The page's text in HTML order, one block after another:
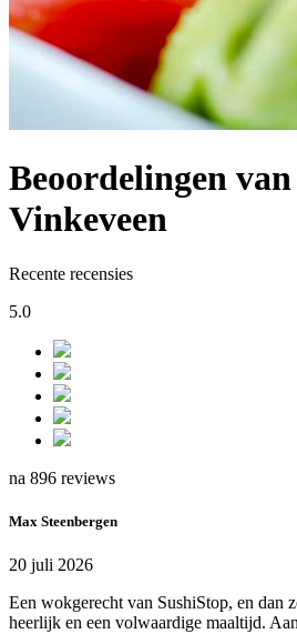
Beoordelingen
Vinkeveen
Recente recensies
5.0
na 896 reviews
Max Steenbergen
20 juli 2026
Een wokgerecht van SushiStop, en dan
heerlijk en een volwaardige maaltijd.